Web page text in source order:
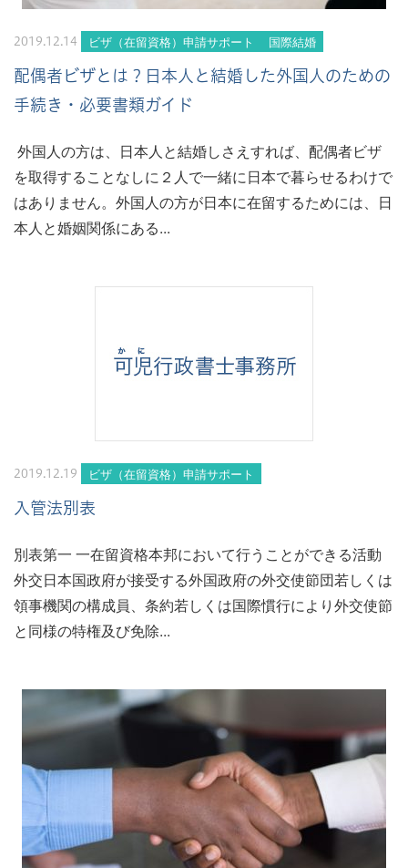
2019.12.14 ビザ（在留資格）申請サポート 国際結婚
配偶者ビザとは？日本人と結婚した外国人のための
手続き・必要書類ガイド
外国人の方は、日本人と結婚しさえすれば、配偶者ビザ
を取得することなしに２人で一緒に日本で暮らせるわけで
はありません。外国人の方が日本に在留するためには、日
本人と婚姻関係にある...
2019.12.19 ビザ（在留資格）申請サポート
入管法別表
別表第一 一在留資格本邦において行うことができる活動
外交日本国政府が接受する外国政府の外交使節団若しくは
領事機関の構成員、条約若しくは国際慣行により外交使節
と同様の特権及び免除...